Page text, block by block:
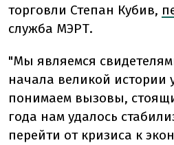
торговли Степан Кубив,
служба МЭРТ.
"Мы являемся
начала великой истории
понимаем вызовы,
года нам удалось
перейти от кризиса к